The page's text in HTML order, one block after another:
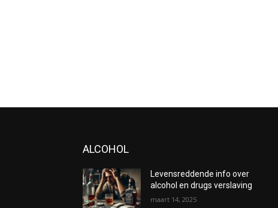
ALCOHOL
Levensreddende info over
alcohol en drugs verslaving
maart 14, 2025